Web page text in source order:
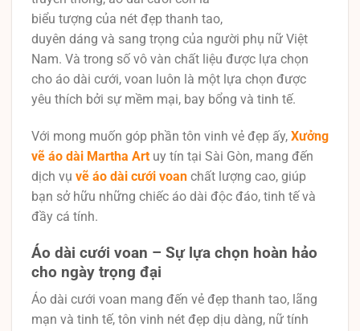
biểu tượng của nét đẹp thanh tao,
duyên dáng và sang trọng của người phụ nữ Việt
Nam. Và trong số vô vàn chất liệu được lựa chọn
cho áo dài cưới, voan luôn là một lựa chọn được
yêu thích bởi sự mềm mại, bay bổng và tinh tế.
Với mong muốn góp phần tôn vinh vẻ đẹp ấy, Xưởng
vẽ áo dài Martha Art uy tín tại Sài Gòn, mang đến
dịch vụ vẽ áo dài cưới voan chất lượng cao, giúp
bạn sở hữu những chiếc áo dài độc đáo, tinh tế và
đầy cá tính.
Áo dài cưới voan – Sự lựa chọn hoàn hảo
cho ngày trọng đại
Áo dài cưới voan mang đến vẻ đẹp thanh tao, lãng
mạn và tinh tế, tôn vinh nét đẹp dịu dàng, nữ tính